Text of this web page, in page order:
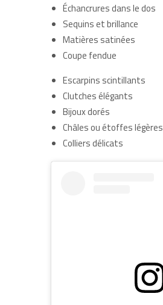
Échancrures dans le dos
Sequins et brillance
Matières satinées
Coupe fendue
Escarpins scintillants
Clutches élégants
Bijoux dorés
Châles ou étoffes légères
Colliers délicats